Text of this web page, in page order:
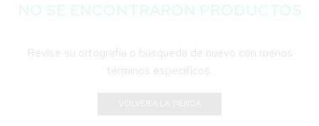
Revise su ortografía o búsqueda de nuevo con menos
términos específicos.